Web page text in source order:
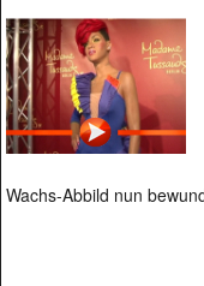
Wachs-Abbild nun